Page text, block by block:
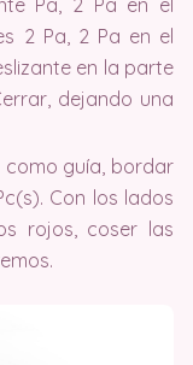
Pa, 2 Pa en el
2 Pa, 2 Pa en el
en la parte
dejando una
guía, bordar
Con los lados
rojos, coser las